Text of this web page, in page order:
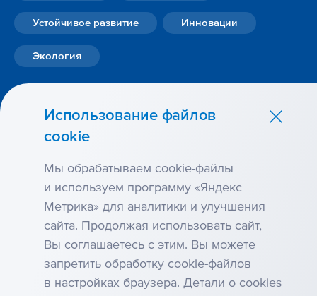
Устойчивое развитие Инновации
Экология
Карта сайта
Условия использования
Антикоррупция
Использование файлов
cookie
Мы обрабатываем cookie-файлы
и используем программу «Яндекс
Метрика» для аналитики и улучшения
сайта. Продолжая использовать сайт,
Вы соглашаетесь с этим. Вы можете
запретить обработку cookie-файлов
в настройках браузера. Детали о cookies